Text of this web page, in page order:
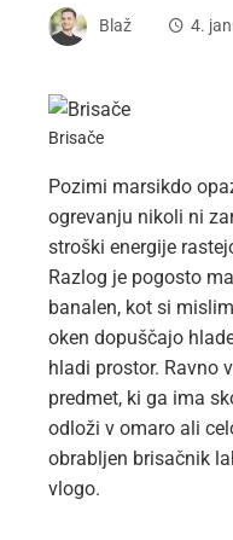
Blaž 4.
Brisače
Pozimi marsikdo
ogrevanju nikoli ni
stroški energije
Razlog je pogosto
banalen, kot si
oken dopuščajo
hladi prostor. Ravno
predmet, ki ga ima
odloži v omaro ali
obrabljen brisačnik
vlogo.